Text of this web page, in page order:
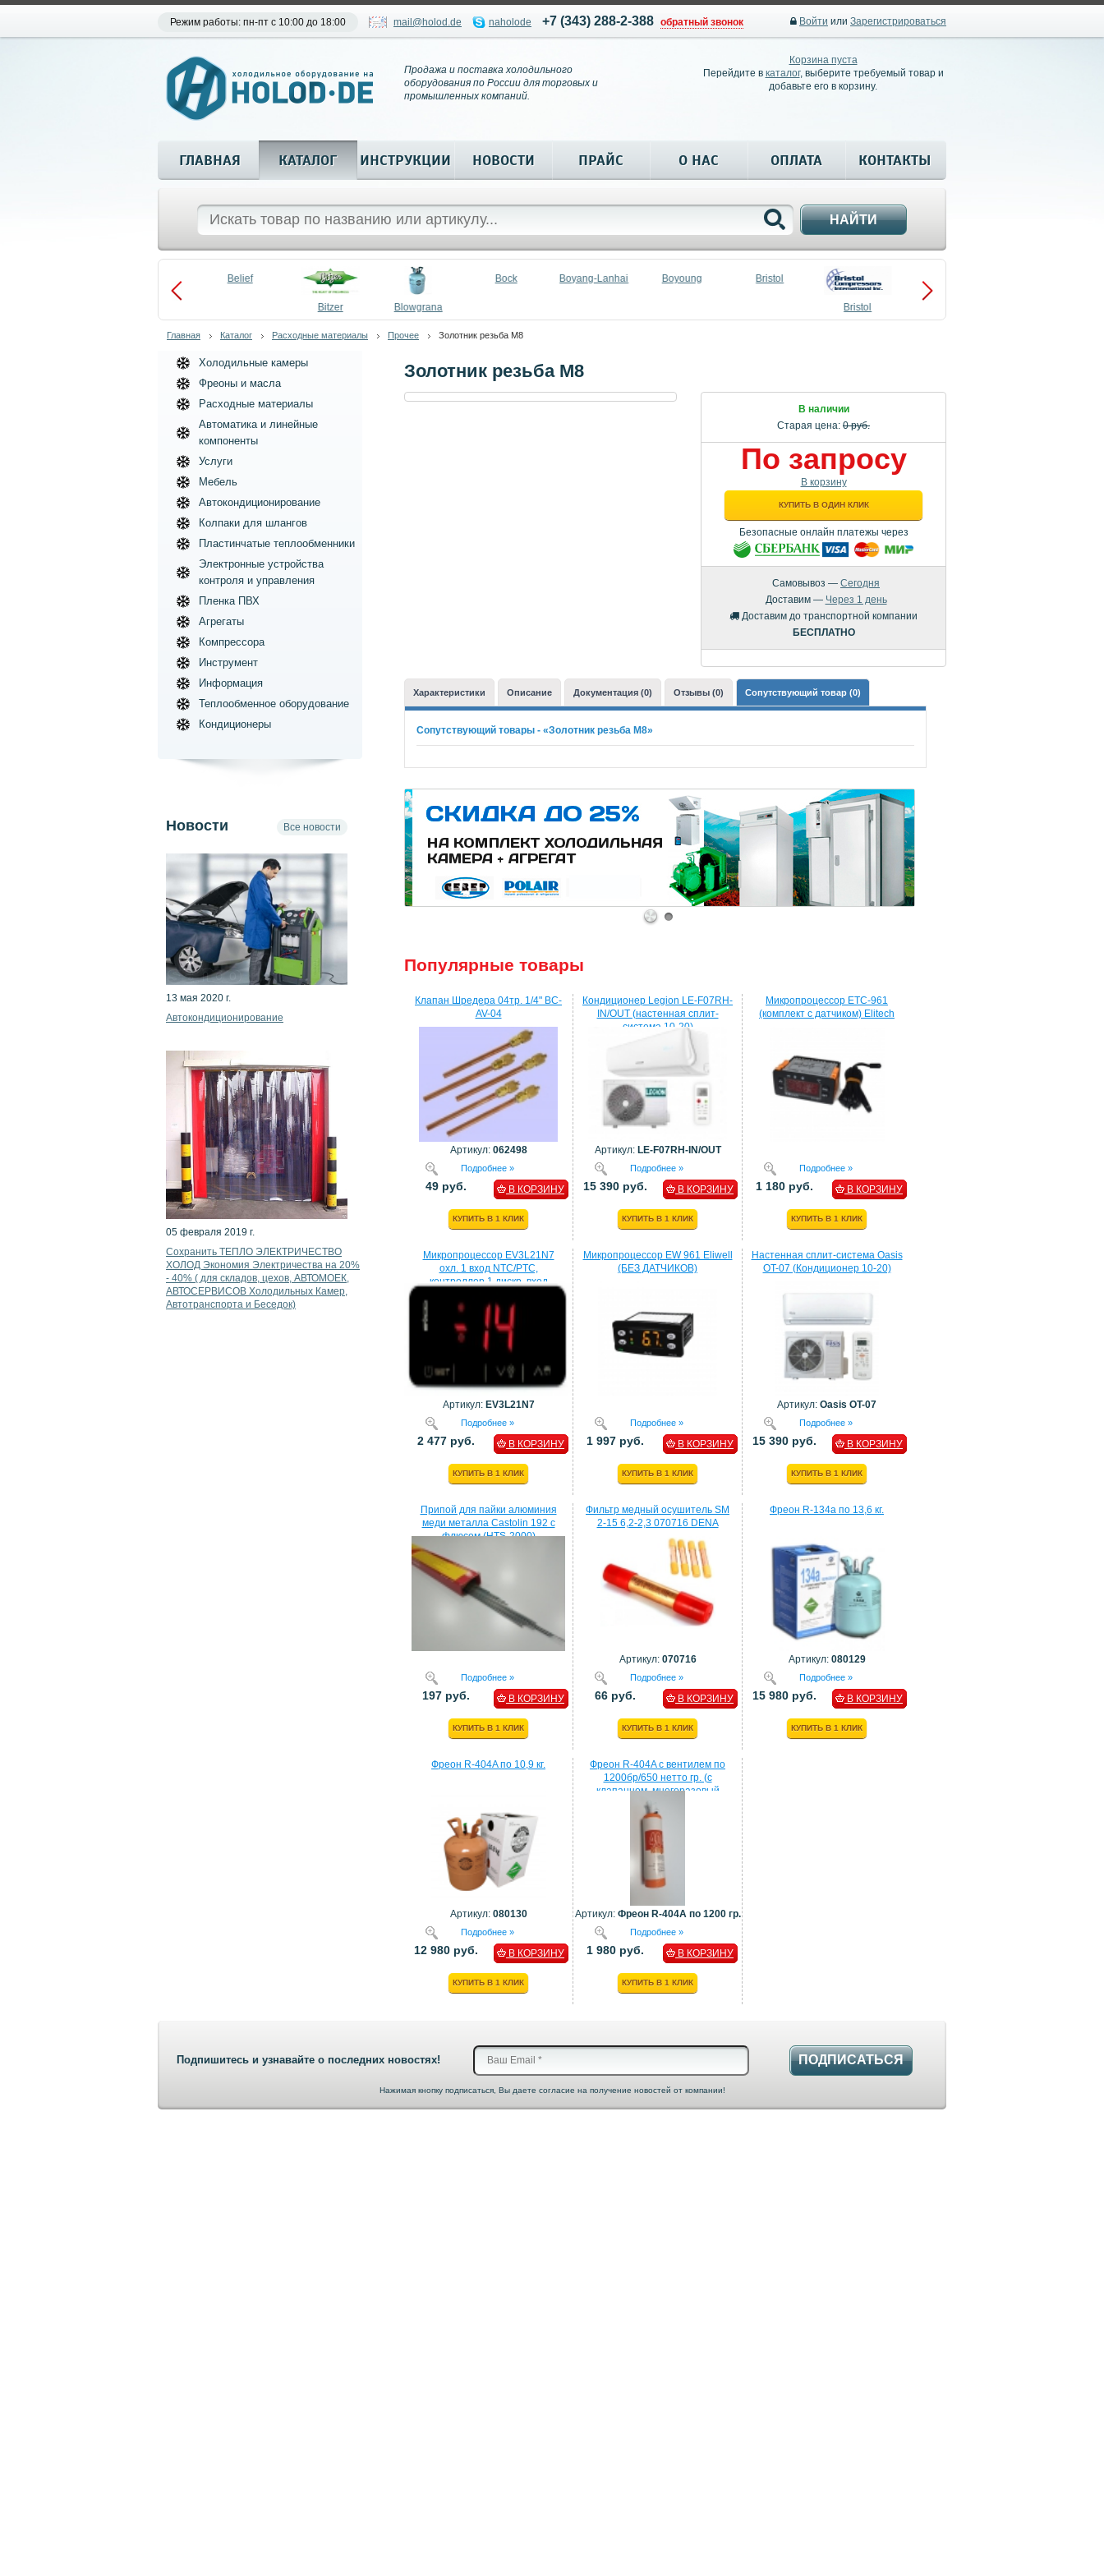
Режим работы: пн-пт с 10:00 до 18:00 mail@holod.de naholode +7 (343) 288-2-388 обратный звонок Войти или Зарегистрироваться
Продажа и поставка холодильного
оборудования по России для торговых и
промышленных компаний.
Корзина пуста
Перейдите в каталог, выберите требуемый товар и
добавьте его в корзину.
ГЛАВНАЯ КАТАЛОГ ИНСТРУКЦИИ НОВОСТИ ПРАЙС О НАС ОПЛАТА КОНТАКТЫ
НАЙТИ
Belief
Bitzer Blowgrana
Bock Boyang-Lanhai Boyoung Bristol
Bristol
Compressors
Главная Каталог Расходные материалы Прочее Золотник резьба М8
Золотник резьба М8
В наличии
Старая цена: 0 руб.
По запросу
В корзину
КУПИТЬ В ОДИН КЛИК
Безопасные онлайн платежы через
Самовывоз — Сегодня
Доставим — Через 1 день
Доставим до транспортной компании
БЕСПЛАТНО
Характеристики Описание Документация (0) Отзывы (0) Сопутствующий товар (0)
Сопутствующий товары - «Золотник резьба М8»
1 2
Популярные товары
Клапан Шредера 04тр. 1/4" BC-
AV-04
Артикул: 062498
Подробнее »
49 руб. В КОРЗИНУ
КУПИТЬ В 1 КЛИК
Кондиционер Legion LE-F07RH-
IN/OUT (настенная сплит-
система 10-20)
Артикул: LE-F07RH-IN/OUT
Подробнее »
15 390 руб. В КОРЗИНУ
КУПИТЬ В 1 КЛИК
Микропроцессор ETC-961
(комплект c датчиком) Elitech
Подробнее »
1 180 руб. В КОРЗИНУ
КУПИТЬ В 1 КЛИК
Микропроцессор EV3L21N7
охл. 1 вход NTC/PTC,
контроллер 1 дискр. вход
Артикул: EV3L21N7
Подробнее »
2 477 руб. В КОРЗИНУ
КУПИТЬ В 1 КЛИК
Микропроцессор EW 961 Eliwell
(БЕЗ ДАТЧИКОВ)
Подробнее »
1 997 руб. В КОРЗИНУ
КУПИТЬ В 1 КЛИК
Настенная сплит-система Oasis
OT-07 (Кондиционер 10-20)
Артикул: Oasis OT-07
Подробнее »
15 390 руб. В КОРЗИНУ
КУПИТЬ В 1 КЛИК
Припой для пайки алюминия
меди металла Castolin 192 с
флюсом (HTS-2000)
Подробнее »
197 руб. В КОРЗИНУ
КУПИТЬ В 1 КЛИК
Фильтр медный осушитель SM
2-15 6,2-2,3 070716 DENA
Артикул: 070716
Подробнее »
66 руб. В КОРЗИНУ
КУПИТЬ В 1 КЛИК
Фреон R-134a по 13,6 кг.
Артикул: 080129
Подробнее »
15 980 руб. В КОРЗИНУ
КУПИТЬ В 1 КЛИК
Фреон R-404A по 10,9 кг.
Артикул: 080130
Подробнее »
12 980 руб. В КОРЗИНУ
КУПИТЬ В 1 КЛИК
Фреон R-404A с вентилем по
1200бр/650 нетто гр. (с
клапанном, многоразовый
балон)
Артикул: Фреон R-404A по 1200 гр.
Подробнее »
1 980 руб. В КОРЗИНУ
КУПИТЬ В 1 КЛИК
Холодильные камеры
Фреоны и масла
Расходные материалы
Автоматика и линейные
компоненты
Услуги
Мебель
Автокондиционирование
Колпаки для шлангов
Пластинчатые теплообменники
Электронные устройства
контроля и управления
Пленка ПВХ
Агрегаты
Компрессора
Инструмент
Информация
Теплообменное оборудование
Кондиционеры
Новости Все новости
13 мая 2020 г.
Автокондиционирование
05 февраля 2019 г.
Сохранить ТЕПЛО ЭЛЕКТРИЧЕСТВО
ХОЛОД Экономия Электричества на 20%
- 40% ( для складов, цехов, АВТОМОЕК,
АВТОСЕРВИСОВ Холодильных Камер,
Автотранспорта и Беседок)
Подпишитесь и узнавайте о последних новостях! ПОДПИСАТЬСЯ
Нажимая кнопку подписаться, Вы даете согласие на получение новостей от компании!